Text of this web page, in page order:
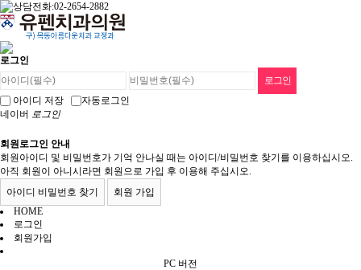
로그인
아이디 저장
자동로그인
네이버 로그인
회원로그인 안내
회원아이디 및 비밀번호가 기억 안나실 때는 아이디/비밀번호 찾기를 이용하십시오.
아직 회원이 아니시라면 회원으로 가입 후 이용해 주십시오.
아이디 비밀번호 찾기
회원 가입
HOME
로그인
회원가입
PC 버전